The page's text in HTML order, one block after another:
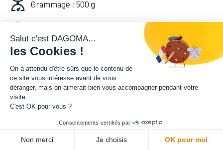
Grammage : 500 g
Facilité d'utilisation : Accessible
14,16€
(14,16€ TVA comprise)
Salut c'est DAGOMA...
les Cookies !
On a attendu d'être sûrs que le contenu de
ce site vous intéresse avant de vous
déranger, mais on aimerait bien vous accompagner pendant votre
visite...
C'est OK pour vous ?
Consentements certifiés par
Non merci Je choisis OK pour moi